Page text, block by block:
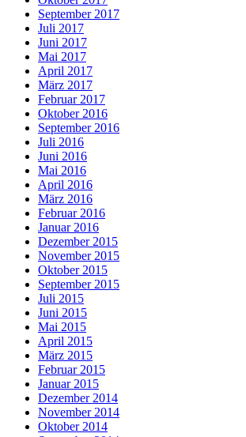
September 2017
Juli 2017
Juni 2017
Mai 2017
April 2017
März 2017
Februar 2017
Oktober 2016
September 2016
Juli 2016
Juni 2016
Mai 2016
April 2016
März 2016
Februar 2016
Januar 2016
Dezember 2015
November 2015
Oktober 2015
September 2015
Juli 2015
Juni 2015
Mai 2015
April 2015
März 2015
Februar 2015
Januar 2015
Dezember 2014
November 2014
Oktober 2014